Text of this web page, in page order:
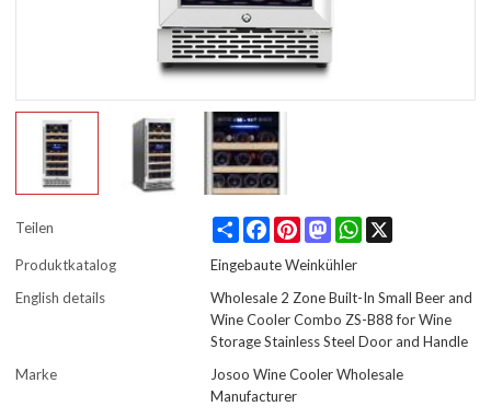
Teilen Share FacebookPinterestMastodonWhatsApp
Produktkatalog
Eingebaute Weinkühler
English details
Wholesale 2 Zone Built-In Small Beer and
Wine Cooler Combo ZS-B88 for Wine
Storage Stainless Steel Door and Handle
Marke
Josoo Wine Cooler Wholesale
Manufacturer